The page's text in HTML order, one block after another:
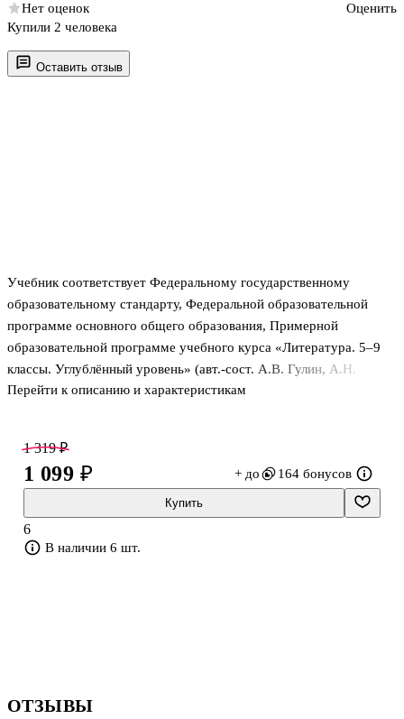
Оставить отзыв
Учебник соответствует Федеральному государственному
образовательному стандарту, Федеральной образовательной
программе основного общего образования, Примерной
образовательной программе учебного курса «Литература. 5–9
классы. Углублённый уровень» (авт.-сост. А.В. Гулин, А.Н.
Романова, А.В. Фёдоров), Концепции преподавания русского
Перейти к описанию и характеристикам
Нет оценок
Оценить
Купили 2 человека
1 319 ₽
1 099 ₽ + до 164 бонусов
Купить
6
В наличии 6 шт.
ОТЗЫВЫ